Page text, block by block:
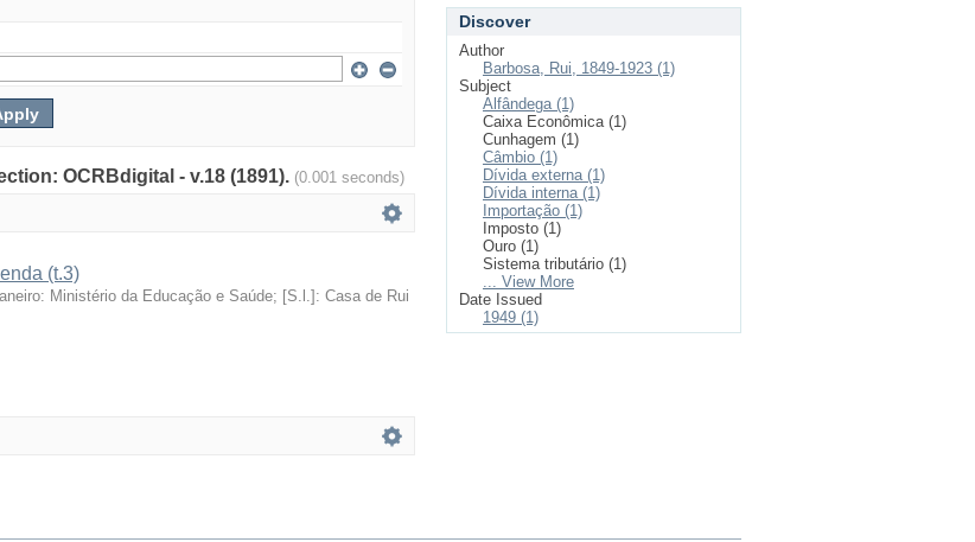
OCRBdigital - v.18 (1891). (0.001 seconds)
(t.3)
Ministério da Educação e Saúde; [S.l.]: Casa de Rui
Discover
Author
Barbosa, Rui, 1849-1923 (1)
Subject
Alfândega (1)
Caixa Econômica (1)
Cunhagem (1)
Câmbio (1)
Dívida externa (1)
Dívida interna (1)
Importação (1)
Imposto (1)
Ouro (1)
Sistema tributário (1)
... View More
Date Issued
1949 (1)